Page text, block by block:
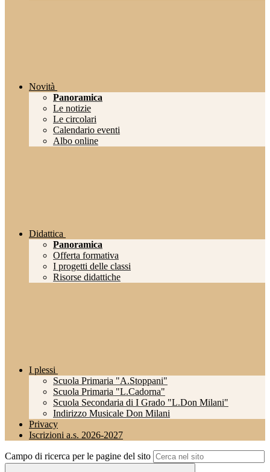
Novità
Panoramica
Le notizie
Le circolari
Calendario eventi
Albo online
Didattica
Panoramica
Offerta formativa
I progetti delle classi
Risorse didattiche
I plessi
Scuola Primaria "A.Stoppani"
Scuola Primaria "L.Cadorna"
Scuola Secondaria di I Grado "L.Don Milani"
Indirizzo Musicale Don Milani
Privacy
Iscrizioni a.s. 2026-2027
Campo di ricerca per le pagine del sito